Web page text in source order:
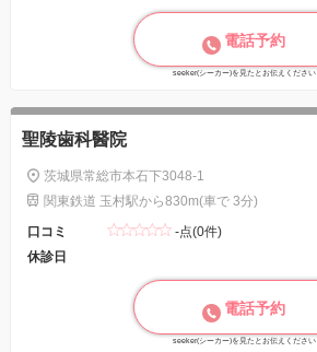
電話予約
seeker(シーカー)を見たとお伝えください
聖陵歯科醫院
茨城県常総市本石下3048-1
関東鉄道 玉村駅から830m(車で 3分)
口コミ
-点(0件)
休診日
電話予約
seeker(シーカー)を見たとお伝えください